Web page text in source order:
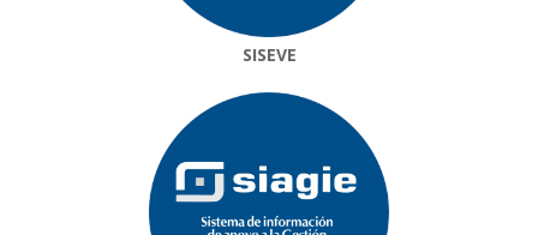
SISEVE